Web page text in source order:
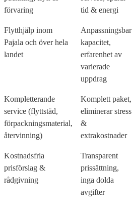
förvaring
tid & energi
Flytthjälp inom
Pajala och över hela
landet
Anpassningsbar
kapacitet,
erfarenhet av
varierade
uppdrag
Kompletterande
service (flyttstäd,
förpackningsmaterial,
återvinning)
Komplett paket,
eliminerar stress
&
extrakostnader
Kostnadsfria
prisförslag &
rådgivning
Transparent
prissättning,
inga dolda
avgifter